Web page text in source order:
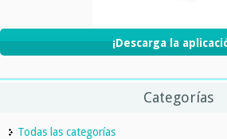
¡Descarga la
Categorías
Todas las categorías